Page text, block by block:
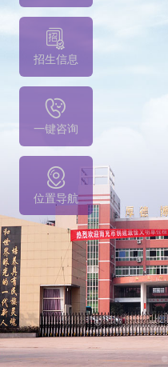
招生信息
一键咨询
位置导航